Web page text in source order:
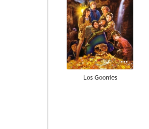
Los Goonies